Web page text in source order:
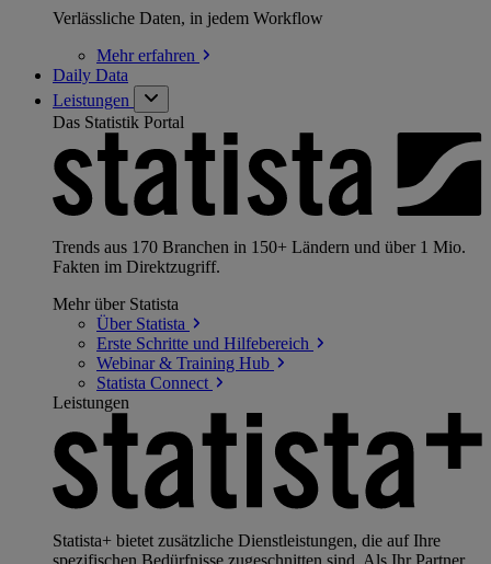
Verlässliche Daten, in jedem Workflow
Mehrerfahren
Daily Data
Leistungen
Das Statistik Portal
Trends aus 170 Branchen in 150+ Ländern und über 1 Mio.
Fakten im Direktzugriff.
Mehr über Statista
Über Statista
Erste Schritte und Hilfebereich
Webinar & Training Hub
Statista Connect
Leistungen
Statista+ bietet zusätzliche Dienstleistungen, die auf Ihre
spezifischen Bedürfnisse zugeschnitten sind. Als Ihr Partner